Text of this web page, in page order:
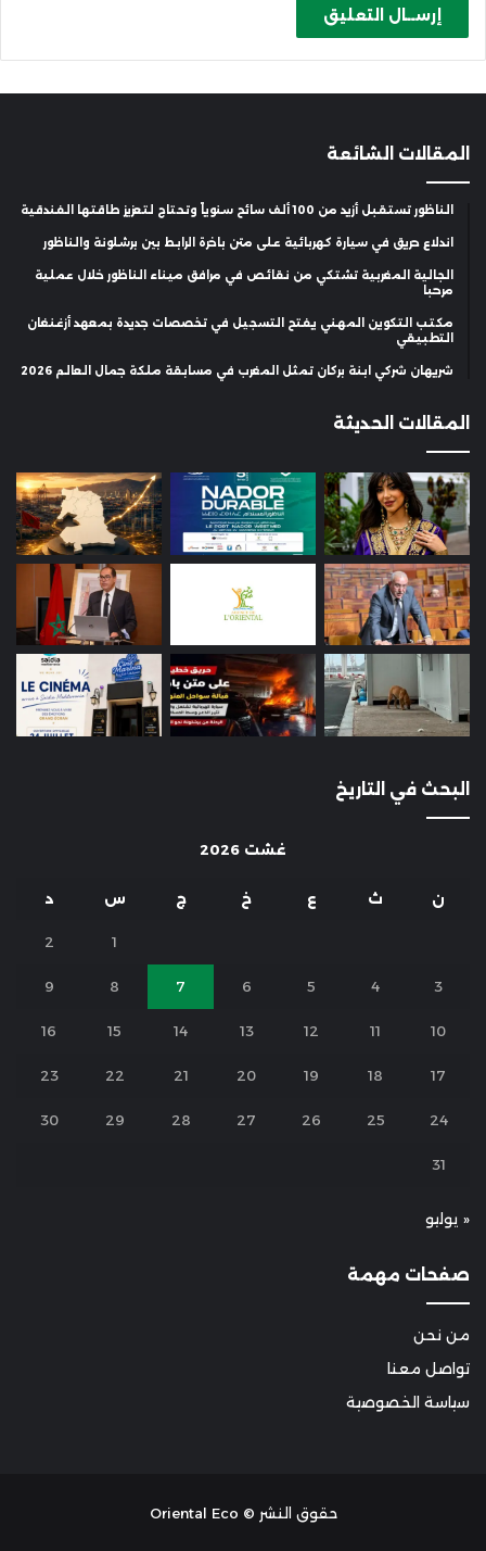
المقالات الشائعة
الناظور تستقبل أزيد من 100 ألف سائح سنوياً وتحتاج لتعزيز طاقتها الفندقية
اندلاع حريق في سيارة كهربائية على متن باخرة الرابط بين برشلونة والناظور
الجالية المغربية تشتكي من نقائص في مرافق ميناء الناظور خلال عملية
مرحبا
مكتب التكوين المهني يفتح التسجيل في تخصصات جديدة بمعهد أزغنغان
التطبيقي
شريهان شركي ابنة بركان تمثل المغرب في مسابقة ملكة جمال العالم 2026
المقالات الحديثة
البحث في التاريخ
غشت 2026
ن ث ع خ ج س د
1
2
3
4
5
6
7
8
9
10
11
12
13
14
15
16
17
18
19
20
21
22
23
24
25
26
27
28
29
30
31
« يوليو
صفحات مهمة
من نحن
تواصل معنا
سياسة الخصوصية
حقوق النشر © Oriental Eco